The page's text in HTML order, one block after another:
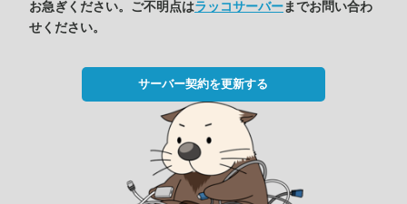
お急ぎください。ご不明点はラッコサーバーまでお問い合わ
せください。
サーバー契約を更新する